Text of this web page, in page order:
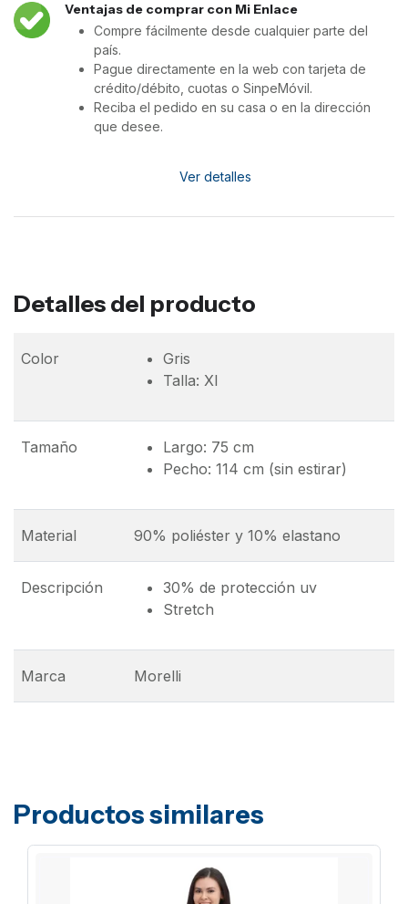
Ventajas de comprar con Mi Enlace
Compre fácilmente desde cualquier parte del
país.
Pague directamente en la web con tarjeta de
crédito/débito, cuotas o SinpeMóvil.
Reciba el pedido en su casa o en la dirección
que desee.
Ver detalles
Detalles del producto
Color
Gris
Talla: Xl
Tamaño
Largo: 75 cm
Pecho: 114 cm (sin estirar)
Material 90% poliéster y 10% elastano
Descripción
30% de protección uv
Stretch
Marca Morelli
Productos similares